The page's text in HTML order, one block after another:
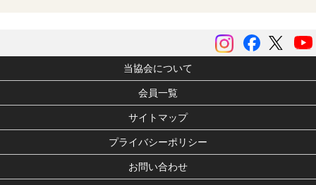
ツイ
Facebook
instagram
当協会について
会員一覧
サイトマップ
プライバシーポリシー
お問い合わせ